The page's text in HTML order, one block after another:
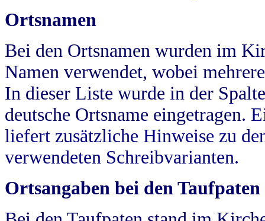
Ortsnamen
Bei den Ortsnamen wurden im
Namen verwendet, wobei
In dieser Liste wurde in der
deutsche Ortsname eingetragen.
liefert zusätzliche Hinweise zu
verwendeten Schreibvarianten.
Ortsangaben bei den Taufpaten